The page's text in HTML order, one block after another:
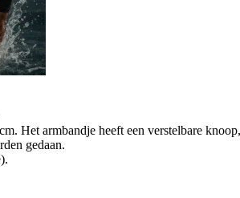
Het armbandje heeft een verstelbare
gedaan.